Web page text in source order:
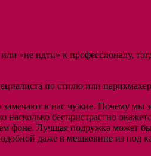
«не идти» к профессионалу,
по стилю или
в нас чужие. Почему
беспристрастно
фоне. Лучшая подружка может
даже в мешковине из под